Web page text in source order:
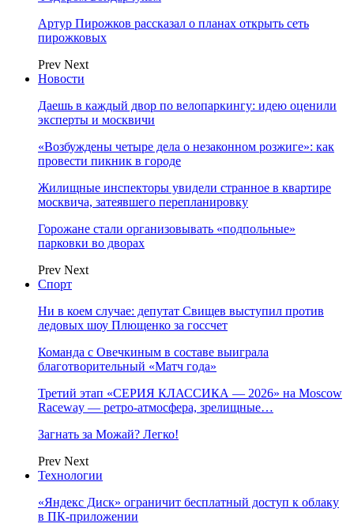
Артур Пирожков рассказал о планах открыть сеть
пирожковых
Prev Next
Новости
Даешь в каждый двор по велопаркингу: идею оценили
эксперты и москвичи
«Возбуждены четыре дела о незаконном розжиге»: как
провести пикник в городе
Жилищные инспекторы увидели странное в квартире
москвича, затеявшего перепланировку
Горожане стали организовывать «подпольные»
парковки во дворах
Prev Next
Спорт
Ни в коем случае: депутат Свищев выступил против
ледовых шоу Плющенко за госсчет
Команда с Овечкиным в составе выиграла
благотворительный «Матч года»
Третий этап «СЕРИЯ КЛАССИКА — 2026» на Moscow
Raceway — ретро‑атмосфера, зрелищные…
Загнать за Можай? Легко!
Prev Next
Технологии
«Яндекс Диск» ограничит бесплатный доступ к облаку
в ПК-приложении